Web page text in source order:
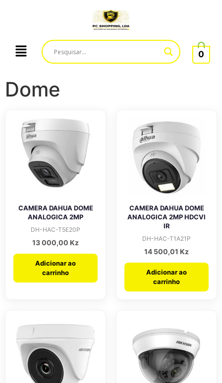
0
Dome
CAMERA DAHUA DOME
ANALOGICA 2MP
DH-HAC-T5E20P
13 000,00 Kz
Adicionar ao
carrinho
CAMERA DAHUA DOME
ANALOGICA 2MP HDCVI
IR
DH-HAC-T1A21P
14 500,01 Kz
Adicionar ao
carrinho